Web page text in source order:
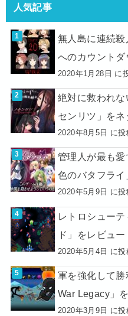
人気記事
無人島に連続
へのカウントダ
2020年1月28日 に
絶対に救われ
センリツ」をネ
2020年8月5日 に投
管理人が最も
色のバタフライ
2020年5月9日 に投
レトロシュー
ド」をレビュー
2020年5月4日 に投
軍を強化して
War Legacy」
2020年3月9日 に投